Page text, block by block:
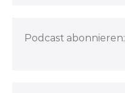
Podcast abonnieren: